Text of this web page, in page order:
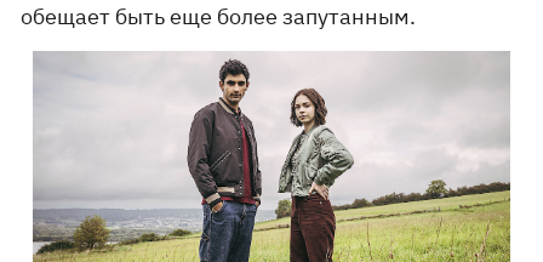
обещает быть еще более запутанным.